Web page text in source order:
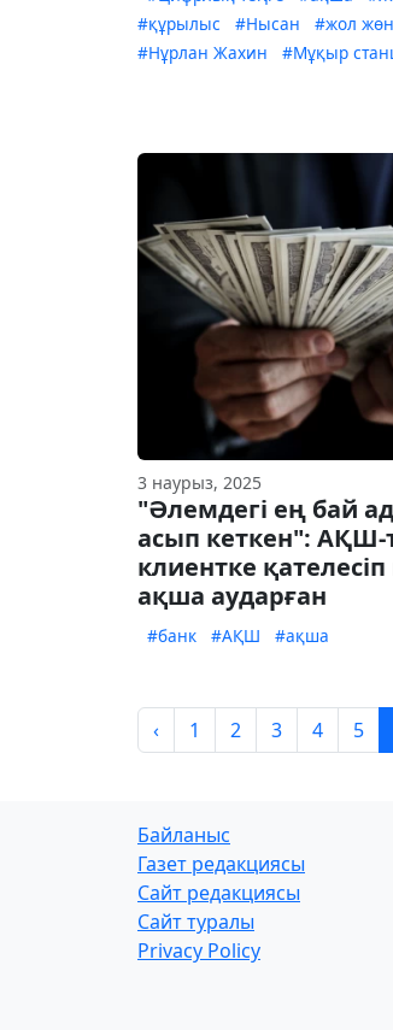
#құрылыс
#Нысан #жол
#Нұрлан Жахин
#Мұқыр
3 наурыз, 2025
"Әлемдегі ең бай
асып кеткен": АҚШ-
клиентке
ақша аударған
#банк #АҚШ #ақша
‹ 1 2 3 4 5
Байланыс
Газет редакциясы
Сайт редакциясы
Сайт туралы
Privacy Policy